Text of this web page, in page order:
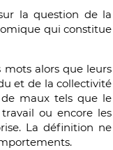
la question de la
qui constitue
mots alors que leurs
et de la collectivité
maux tels que le
ou encore les
La définition ne